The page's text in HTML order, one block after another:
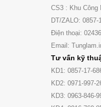
CS3 : Khu Công
DT/ZALO: 0857-
Điện thoại:
Email:
Tư vấn kỹ
KD1: 0857-17-
KD2: 0971-997-
KD3: 0963-846-